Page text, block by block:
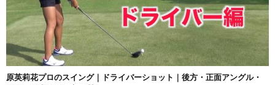
原英莉花プロのスイング｜ドライバーショット｜後方・正面アングル・